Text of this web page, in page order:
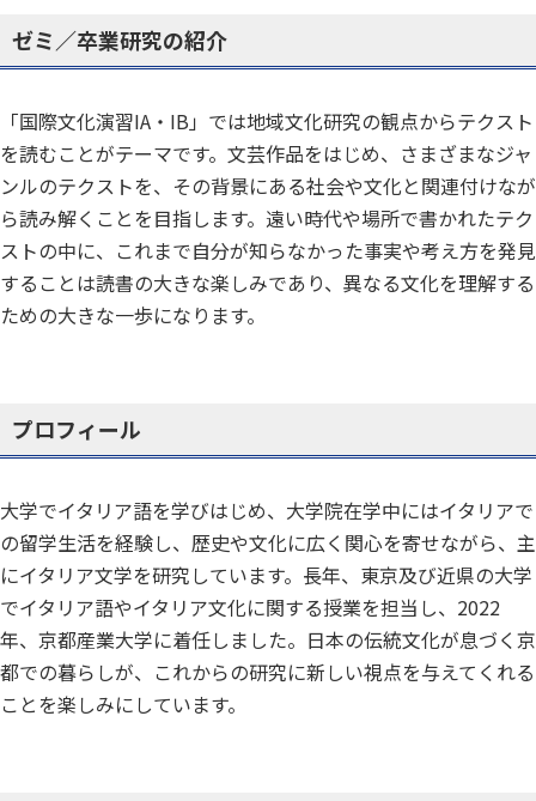
ゼミ／卒業研究の紹介
「国際文化演習IA・IB」では地域文化研究の観点からテクスト
を読むことがテーマです。文芸作品をはじめ、さまざまなジャ
ンルのテクストを、その背景にある社会や文化と関連付けなが
ら読み解くことを目指します。遠い時代や場所で書かれたテク
ストの中に、これまで自分が知らなかった事実や考え方を発見
することは読書の大きな楽しみであり、異なる文化を理解する
ための大きな一歩になります。
プロフィール
大学でイタリア語を学びはじめ、大学院在学中にはイタリアで
の留学生活を経験し、歴史や文化に広く関心を寄せながら、主
にイタリア文学を研究しています。長年、東京及び近県の大学
でイタリア語やイタリア文化に関する授業を担当し、2022
年、京都産業大学に着任しました。日本の伝統文化が息づく京
都での暮らしが、これからの研究に新しい視点を与えてくれる
ことを楽しみにしています。